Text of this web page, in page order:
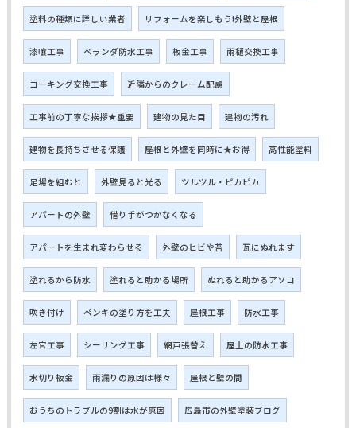
塗料の種類に詳しい業者 リフォームを楽しもう!外壁と屋根
漆喰工事 ベランダ防水工事 板金工事 雨樋交換工事
コーキング交換工事 近隣からのクレーム配慮
工事前の丁寧な挨拶★重要 建物の見た目 建物の汚れ
建物を長持ちさせる保護 屋根と外壁を同時に★お得 高性能塗料
足場を組むと 外壁見ると光る ツルツル・ピカピカ
アパートの外壁 借り手がつかなくなる
アパートを生まれ変わらせる 外壁のヒビや苔 瓦にぬれます
塗れるから防水 塗れると助かる場所 ぬれると助かるアソコ
吹き付け ペンキの塗り方を工夫 屋根工事 防水工事
左官工事 シーリング工事 網戸張替え 屋上の防水工事
水切り板金 雨漏りの原因は様々 屋根と壁の間
おうちのトラブルの9割は水が原因 広島市の外壁塗装ブログ